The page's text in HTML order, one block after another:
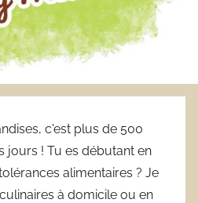
c'est plus de 500
jours ! Tu es débutant en
alimentaires ? Je
à domicile ou en